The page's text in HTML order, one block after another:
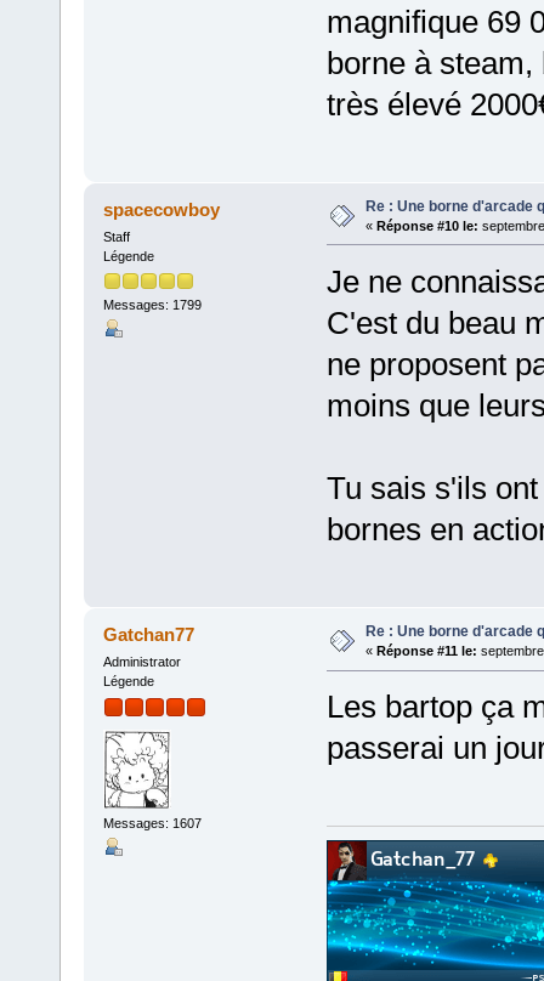
magnifique 69
borne à
très élevé
spacecowboy
Staff
Légende
Messages: 1799
Re : Une borne d'arcade
« Réponse #10 le:
Je ne
C'est du beau
ne proposent
moins que
Tu sais s'ils
bornes en
Gatchan77
Administrator
Légende
Messages: 1607
Re : Une borne d'arcade
« Réponse #11 le:
Les bartop ça
passerai un